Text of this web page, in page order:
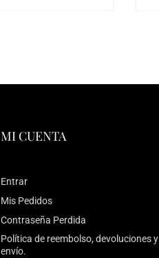
MI CUENTA
Entrar
Mis Pedidos
Contraseña Perdida
Política de reembolso, devoluciones y
envío.